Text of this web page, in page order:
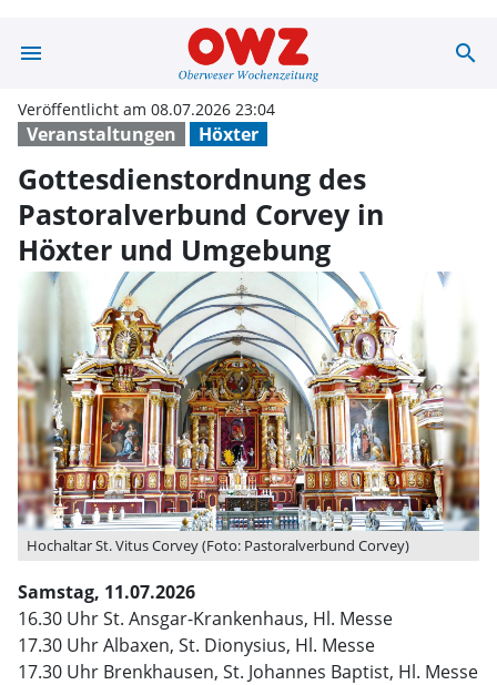
menu search
Veranstaltungen Höxter
Veröffentlicht am 08.07.2026 23:04
Gottesdienstordnung des
Pastoralverbund Corvey in
Höxter und Umgebung
Hochaltar St. Vitus Corvey (Foto: Pastoralverbund Corvey)
Samstag, 11.07.2026
16.30 Uhr St. Ansgar-Krankenhaus, Hl. Messe
17.30 Uhr Albaxen, St. Dionysius, Hl. Messe
17.30 Uhr Brenkhausen, St. Johannes Baptist, Hl. Messe